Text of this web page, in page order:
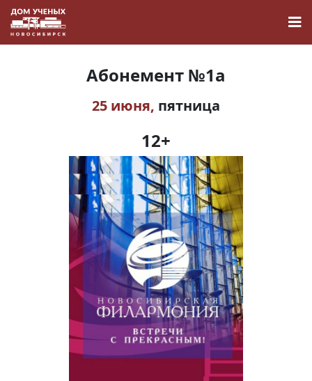
Наука
О Доме учёных
Виртуальный тур
Контакты
Вакансии
Абонемент №1а
25 июня, пятница
12+